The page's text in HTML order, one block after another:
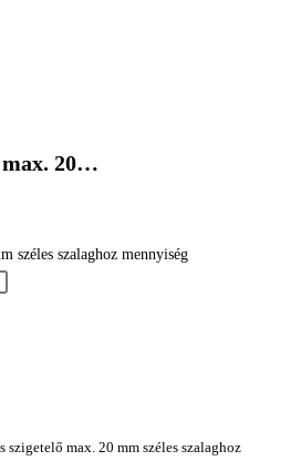
max. 20…
széles szalaghoz mennyiség
szigetelő max. 20 mm széles szalaghoz